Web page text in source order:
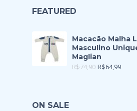
FEATURED
Macacão Malha
Masculino
Maglian
R$74,90 R$64,99
ON SALE